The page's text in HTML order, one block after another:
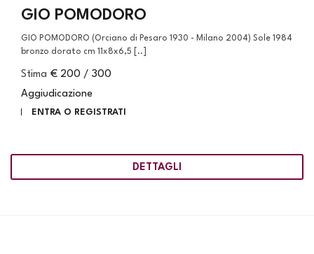
GIO POMODORO
GIO POMODORO (Orciano di Pesaro 1930 - Milano 2004) Sole 1984
bronzo dorato cm 11x8x6,5 [..]
Stima € 200 / 300
Aggiudicazione
ENTRA O REGISTRATI
DETTAGLI